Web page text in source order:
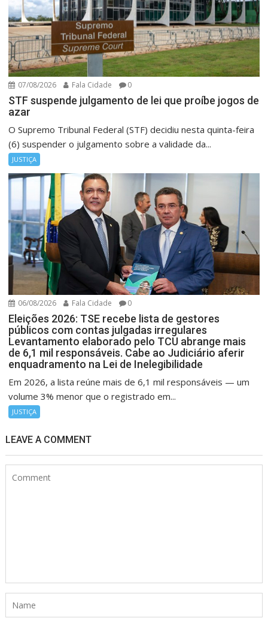
07/08/2026 Fala Cidade 0
STF suspende julgamento de lei que proíbe jogos de
azar
O Supremo Tribunal Federal (STF) decidiu nesta quinta-feira
(6) suspender o julgamento sobre a validade da...
JUSTIÇA
06/08/2026 Fala Cidade 0
Eleições 2026: TSE recebe lista de gestores
públicos com contas julgadas irregulares
Levantamento elaborado pelo TCU abrange mais
de 6,1 mil responsáveis. Cabe ao Judiciário aferir
enquadramento na Lei de Inelegibilidade
Em 2026, a lista reúne mais de 6,1 mil responsáveis — um
volume 3% menor que o registrado em...
JUSTIÇA
LEAVE A COMMENT